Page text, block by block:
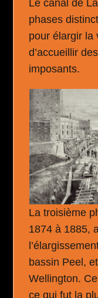
Le canal de
phases
pour élargir la
d’accueillir
imposants.
La troisième
1874 à 1885,
bassin Peel,
Wellington.
ce qui fut la